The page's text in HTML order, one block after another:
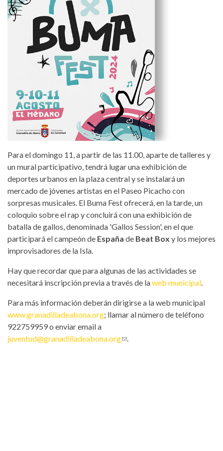
Para el domingo 11, a partir de las 11.00, aparte de talleres y
un mural participativo, tendrá lugar una exhibición de
deportes urbanos en la plaza central y se instalará un
mercado de jóvenes artistas en el Paseo Picacho con
sorpresas musicales. El Buma Fest ofrecerá, en la tarde, un
coloquio sobre el rap y concluirá con una exhibición de
batalla de gallos, denominada 'Gallos Session', en el que
participará el campeón de España de Beat Box y los mejores
improvisadores de la Isla.
Hay que recordar que para algunas de las actividades se
necesitará inscripción previa a través de laweb municipal.
Para más información deberán dirigirse a la web municipal
www.granadilladeabona.org; llamar al número de teléfono
922759959 o enviar email a
juventud@granadilladeabona.org(link sends e-mail)
.